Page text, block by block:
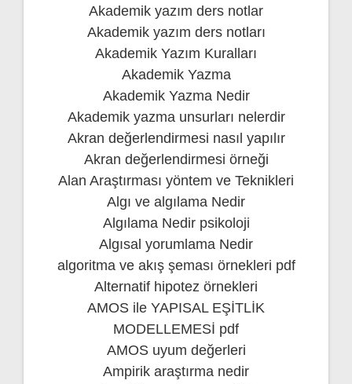
Akademik yazım ders notlar
Akademik yazım ders notları
Akademik Yazım Kuralları
Akademik Yazma
Akademik Yazma Nedir
Akademik yazma unsurları nelerdir
Akran değerlendirmesi nasıl yapılır
Akran değerlendirmesi örneği
Alan Araştırması yöntem ve Teknikleri
Algı ve algılama Nedir
Algılama Nedir psikoloji
Algısal yorumlama Nedir
algoritma ve akış şeması örnekleri pdf
Alternatif hipotez örnekleri
AMOS ile YAPISAL EŞİTLİK
MODELLEMESİ pdf
AMOS uyum değerleri
Ampirik araştırma nedir